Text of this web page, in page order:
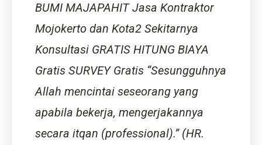
Panen,
Ahli
Sekolah
yang
Aman,
dan
BUMI MAJAPAHIT Jasa Kontraktor
Mojokerto dan Kota2 Sekitarnya
Konsultasi GRATIS HITUNG BIAYA
Gratis SURVEY Gratis “Sesungguhnya
Allah mencintai seseorang yang
apabila bekerja, mengerjakannya
secara itqan (professional).” (HR.